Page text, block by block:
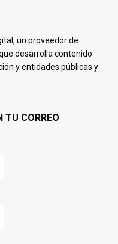
un proveedor de
desarrolla contenido
y entidades públicas y
TU CORREO